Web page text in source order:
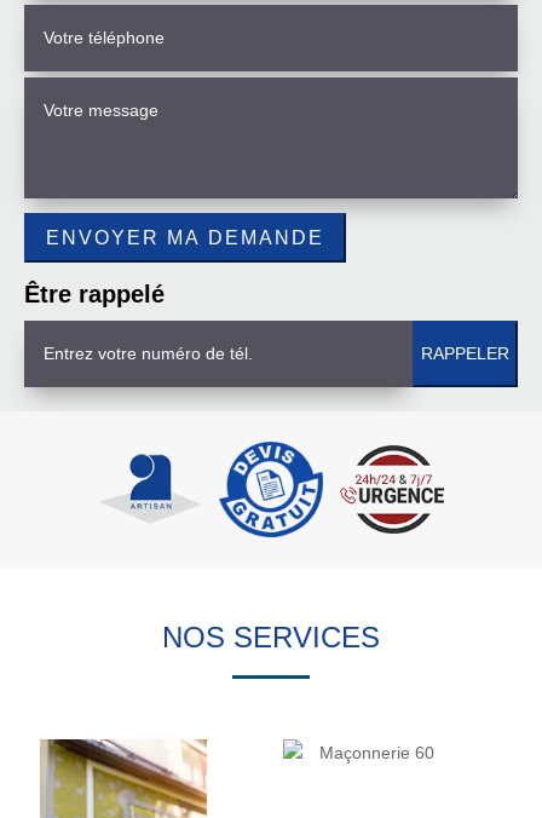
Être rappelé
NOS SERVICES